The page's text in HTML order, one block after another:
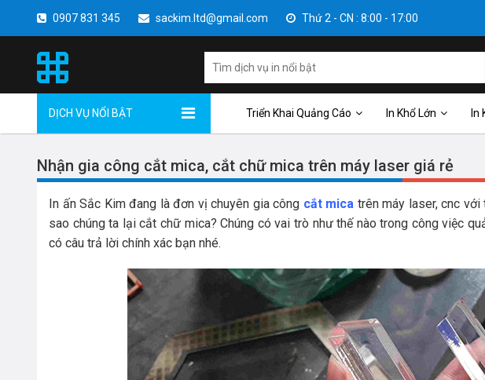
0907 831 345 sackim.ltd@gmail.com Thứ 2 - CN : 8:00 - 17:00
DỊCH VỤ NỔI BẬT Triển Khai Quảng Cáo In Khổ Lớn In
Nhận gia công cắt mica, cắt chữ mica trên máy laser giá rẻ
In ấn Sắc Kim đang là đơn vị chuyên gia công cắt mica trên máy laser, cnc với
sao chúng ta lại cắt chữ mica? Chúng có vai trò như thế nào trong công việc
có câu trả lời chính xác bạn nhé.